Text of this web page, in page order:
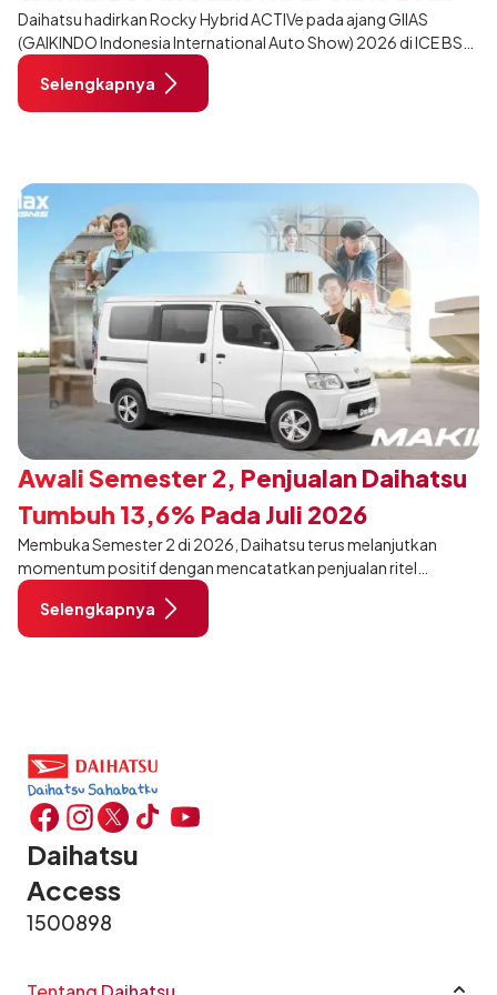
Daihatsu hadirkan Rocky Hybrid ACTIVe pada ajang GIIAS
(GAIKINDO Indonesia International Auto Show) 2026 di ICE BSD
City, Tangerang. Terdapat 2 unit Rocky Hybrid yang
dimodifikasi untuk menghadirkan sarana inspirasi bagi
pengunjung mendukung gaya hidup yang aktif.
Selengkapnya
Awali Semester 2, Penjualan Daihatsu
Tumbuh 13,6% Pada Juli 2026
Membuka Semester 2 di 2026, Daihatsu terus melanjutkan
momentum positif dengan mencatatkan penjualan ritel
sebanyak 12.750 unit pada Juli 2026. Capaian tersebut tumbuh
13,6% dibandingkan periode yang sama tahun lalu sebanyak
11.220 unit, dan tetap stabil dibandingkan bulan Juni 2026 lalu.
Selengkapnya
Daihatsu
Access
1500898